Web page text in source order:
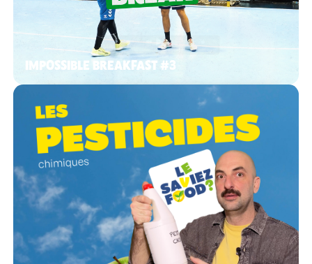
IMPOSSIBLE BREAKFAST #3